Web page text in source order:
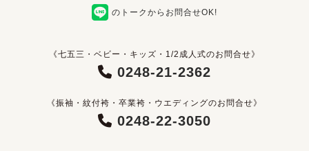
のトークからお問合せOK!
《七五三・ベビー・キッズ・1/2成人式のお問合せ》
0248-21-2362
《振袖・紋付袴・卒業袴・ウエディングのお問合せ》
0248-22-3050